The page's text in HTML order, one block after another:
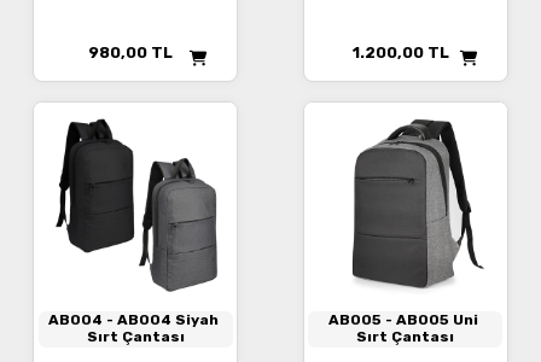
980,00 TL 1.200,00 TL
AB004 - AB004 Siyah
Sırt Çantası
AB005 - AB005 Uni
Sırt Çantası